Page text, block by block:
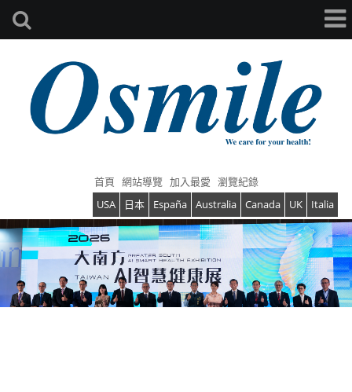
首頁 網站導覽 加入最愛
USA
日本 España Australia Canada UK Italia
瀏覽紀錄